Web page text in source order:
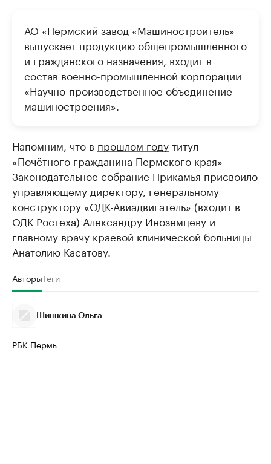
АО «Пермский завод «Машиностроитель»
выпускает продукцию общепромышленного
и гражданского назначения, входит в
состав военно-промышленной корпорации
«Научно-производственное объединение
машиностроения».
Напомним, что в прошлом годутитул
«Почётного гражданина Пермского края»
Законодательное собрание Прикамья присвоило
управляющему директору, генеральному
конструктору «ОДК-Авиадвигатель» (входит в
ОДК Ростеха) Александру Иноземцеву и
главному врачу краевой клинической больницы
Анатолию Касатову.
АвторыТеги
Шишкина Ольга
РБК Пермь